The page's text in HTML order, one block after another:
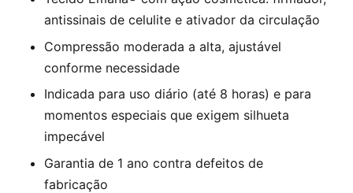
antissinais de celulite e ativador da circulação
Compressão moderada a alta, ajustável
conforme necessidade
Indicada para uso diário (até 8 horas) e para
momentos especiais que exigem silhueta
impecável
Garantia de 1 ano contra defeitos de
fabricação